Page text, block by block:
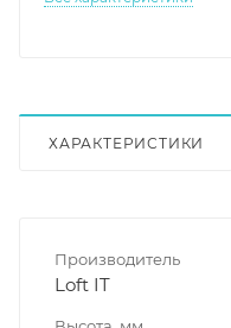
ХАРАКТЕРИСТИКИ
Производитель
Loft IT